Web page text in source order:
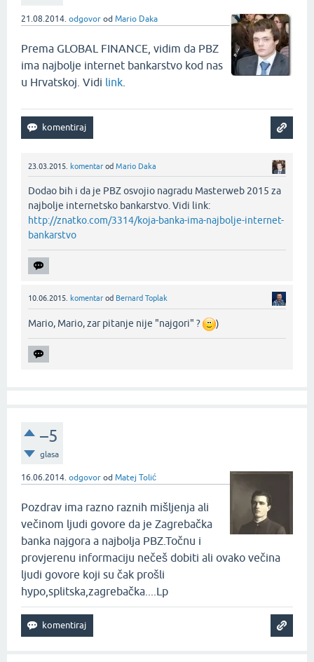
21.08.2014. odgovor od Mario Daka
Prema GLOBAL FINANCE, vidim da PBZ
ima najbolje internet bankarstvo kod nas
u Hrvatskoj. Vidi link
23.03.2015. komentar od Mario Daka
Dodao bih i da je PBZ osvojio nagradu Masterweb 2015 za
najbolje internetsko bankarstvo. Vidi link:
http://znatko.com/3314/koja-banka-ima-najbolje-internet-
bankarstvo
10.06.2015. komentar od Bernard Toplak
Mario, Mario, zar pitanje nije "najgori" ? )‌
–5
glasa
16.06.2014. odgovor od Matej Tolić
Pozdrav ima razno raznih mišljenja ali
večinom ljudi govore da je Zagrebačka
banka najgora a najbolja PBZ.Točnu i
provjerenu informaciju nečeš dobiti ali ovako večina
ljudi govore koji su čak prošli
hypo,splitska,zagrebačka....Lp